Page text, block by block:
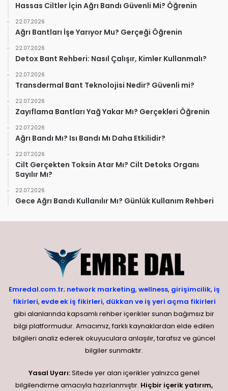
Hassas Ciltler İçin Ağrı Bandı Güvenli Mi? Öğrenin
22.07.2026
Ağrı Bantları İşe Yarıyor Mu? Gerçeği Öğrenin
22.07.2026
Detox Bant Rehberi: Nasıl Çalışır, Kimler Kullanmalı?
22.07.2026
Transdermal Bant Teknolojisi Nedir? Güvenli mi?
22.07.2026
Zayıflama Bantları Yağ Yakar Mı? Gerçekleri Öğrenin
22.07.2026
Ağrı Bandı Mı? Isı Bandı Mı Daha Etkilidir?
22.07.2026
Cilt Gerçekten Toksin Atar Mı? Cilt Detoks Organı
Sayılır Mı?
22.07.2026
Gece Ağrı Bandı Kullanılır Mı? Günlük Kullanım Rehberi
Emredal.com.tr; network marketing, wellness, girişimcilik, iş
fikirleri, evde ek iş fikirleri, dükkan ve iş yeri açma fikirleri
gibi alanlarında kapsamlı rehber içerikler sunan bağımsız bir
bilgi platformudur. Amacımız, farklı kaynaklardan elde edilen
bilgileri analiz ederek okuyuculara anlaşılır, tarafsız ve güncel
bilgiler sunmaktır.
Yasal Uyarı:Sitede yer alan içerikler yalnızca genel
bilgilendirme amacıyla hazırlanmıştır. Hiçbir içerik yatırım,